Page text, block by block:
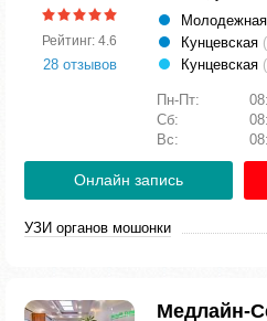
Рейтинг: 4.6
28 отзывов
Молодежная
Кунцевская
Кунцевская
Пн-Пт:
Сб:
Вс:
Онлайн запись
УЗИ органов мошонки
Медлайн-